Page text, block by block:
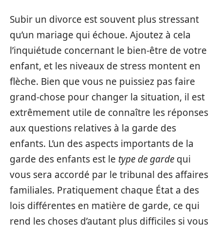
Subir un divorce est souvent plus stressant
qu’un mariage qui échoue. Ajoutez à cela
l’inquiétude concernant le bien-être de votre
enfant, et les niveaux de stress montent en
flèche. Bien que vous ne puissiez pas faire
grand-chose pour changer la situation, il est
extrêmement utile de connaître les réponses
aux questions relatives à la garde des
enfants. L’un des aspects importants de la
garde des enfants est le type de garde qui
vous sera accordé par le tribunal des affaires
familiales. Pratiquement chaque État a des
lois différentes en matière de garde, ce qui
rend les choses d’autant plus difficiles si vous